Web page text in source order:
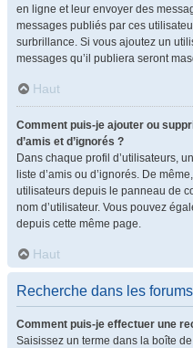
en ligne et leur envoyer des
messages publiés par ces
surbrillance. Si vous ajoutez un
messages qu’il publiera seront
Haut
Comment puis-je ajouter ou
d’amis et d’ignorés ?
Dans chaque profil d’utilisateurs,
liste d’amis ou d’ignorés. De
utilisateurs depuis le panneau de
nom d’utilisateur. Vous pouvez
depuis cette même page.
Haut
Recherche dans les forums
Comment puis-je effectuer une
Saisissez un terme dans la boîte